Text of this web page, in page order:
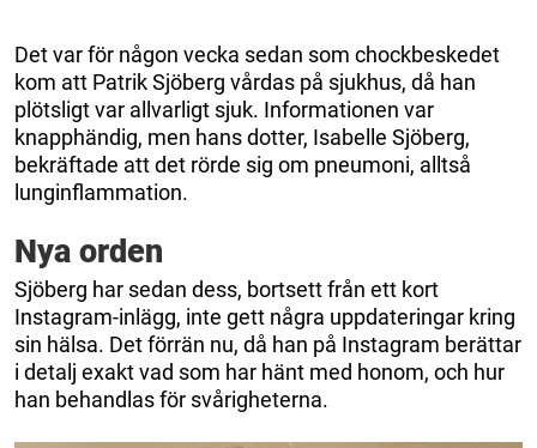
Det var för någon vecka sedan som chockbeskedet
kom att Patrik Sjöberg vårdas på sjukhus, då han
plötsligt var allvarligt sjuk. Informationen var
knapphändig, men hans dotter, Isabelle Sjöberg,
bekräftade att det rörde sig om pneumoni, alltså
lunginflammation.
Nya orden
Sjöberg har sedan dess, bortsett från ett kort
Instagram-inlägg, inte gett några uppdateringar kring
sin hälsa. Det förrän nu, då han på Instagram berättar
i detalj exakt vad som har hänt med honom, och hur
han behandlas för svårigheterna.